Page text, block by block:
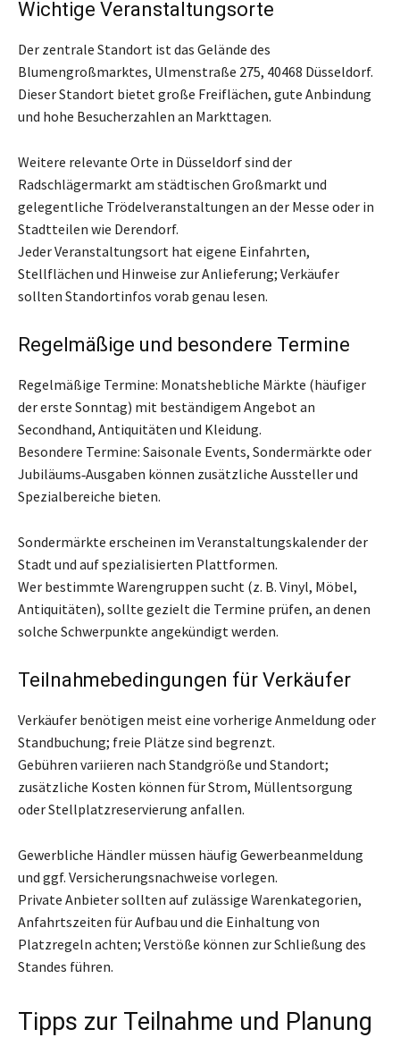
Wichtige Veranstaltungsorte
Der zentrale Standort ist das Gelände des
Blumengroßmarktes, Ulmenstraße 275, 40468 Düsseldorf.
Dieser Standort bietet große Freiflächen, gute Anbindung
und hohe Besucherzahlen an Markttagen.
Weitere relevante Orte in Düsseldorf sind der
Radschlägermarkt am städtischen Großmarkt und
gelegentliche Trödelveranstaltungen an der Messe oder in
Stadtteilen wie Derendorf.
Jeder Veranstaltungsort hat eigene Einfahrten,
Stellflächen und Hinweise zur Anlieferung; Verkäufer
sollten Standortinfos vorab genau lesen.
Regelmäßige und besondere Termine
Regelmäßige Termine: Monatshebliche Märkte (häufiger
der erste Sonntag) mit beständigem Angebot an
Secondhand, Antiquitäten und Kleidung.
Besondere Termine: Saisonale Events, Sondermärkte oder
Jubiläums‑Ausgaben können zusätzliche Aussteller und
Spezialbereiche bieten.
Sondermärkte erscheinen im Veranstaltungskalender der
Stadt und auf spezialisierten Plattformen.
Wer bestimmte Warengruppen sucht (z. B. Vinyl, Möbel,
Antiquitäten), sollte gezielt die Termine prüfen, an denen
solche Schwerpunkte angekündigt werden.
Teilnahmebedingungen für Verkäufer
Verkäufer benötigen meist eine vorherige Anmeldung oder
Standbuchung; freie Plätze sind begrenzt.
Gebühren variieren nach Standgröße und Standort;
zusätzliche Kosten können für Strom, Müllentsorgung
oder Stellplatzreservierung anfallen.
Gewerbliche Händler müssen häufig Gewerbeanmeldung
und ggf. Versicherungsnachweise vorlegen.
Private Anbieter sollten auf zulässige Warenkategorien,
Anfahrtszeiten für Aufbau und die Einhaltung von
Platzregeln achten; Verstöße können zur Schließung des
Standes führen.
Tipps zur Teilnahme und Planung